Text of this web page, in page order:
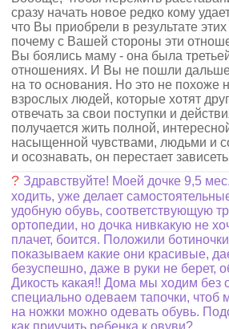
сразу начать новое редко кому
что Вы приобрели в результате
почему с Вашей стороны эти
Вы боялись маму - она была
отношениях. И Вы не пошли
на то основания. Но это не похоже
взрослых людей, которые хотят
отвечать за свои поступки и
получается жить полной,
насыщенной чувствами, людьми и
и осознавать, он перестает
? Здравствуйте! Моей дочке 9,5
ходить, уже делает
удобную обувь, соответствующую
ортопедии, но дочка нивкакую не
плачет, боится. Положили
показываем какие они красивые,
безуспешно, даже в руки не берет,
Дикость какая!! Дома мы ходим без
специально одеваем тапочки, чтоб
на ножки можно одевать обувь.
как приучить ребенка к овуви?